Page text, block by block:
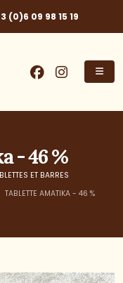
(0)6 09 98 15 19
- 46 %
ET BARRES
TABLETTE AMATIKA - 46 %